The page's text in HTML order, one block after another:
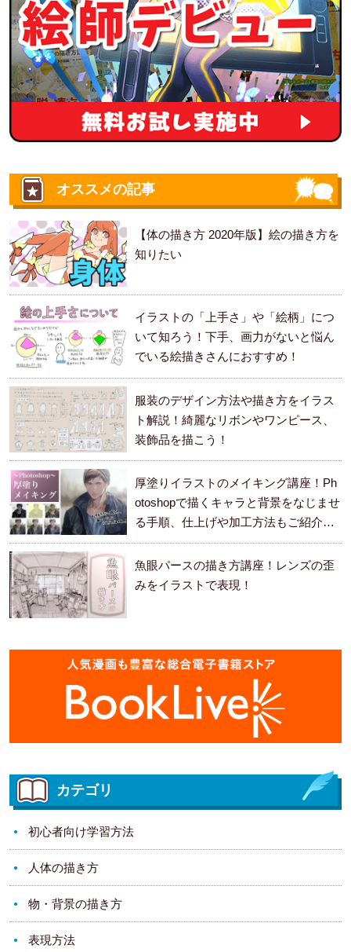
オススメの記事
【体の描き方 2020年版】絵の描き方を
知りたい
イラストの「上手さ」や「絵柄」につ
いて知ろう！下手、画力がないと悩ん
でいる絵描きさんにおすすめ！
服装のデザイン方法や描き方をイラス
ト解説！綺麗なリボンやワンピース、
装飾品を描こう！
厚塗りイラストのメイキング講座！Ph
otoshopで描くキャラと背景をなじませ
る手順、仕上げや加工方法もご紹介し
ます。
魚眼パースの描き方講座！レンズの歪
みをイラストで表現！
カテゴリ
初心者向け学習方法
人体の描き方
物・背景の描き方
表現方法